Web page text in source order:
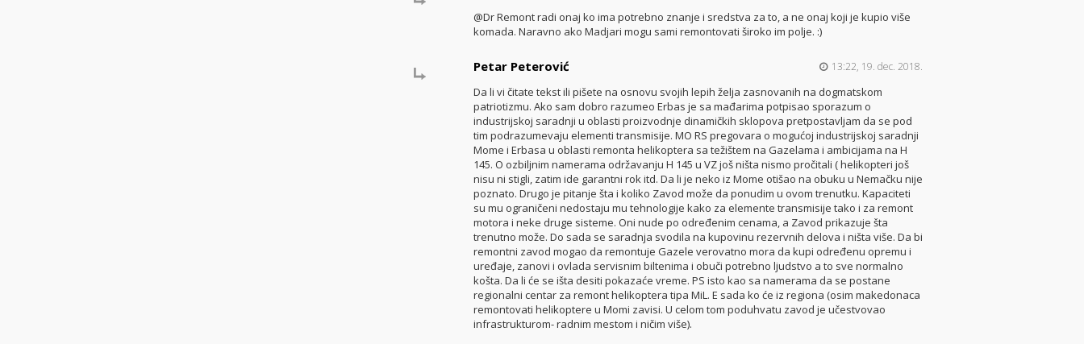
@Dr Remont radi onaj ko ima potrebno znanje i sredstva za to, a ne onaj koji je kupio više
komada. Naravno ako Madjari mogu sami remontovati široko im polje. :)
Petar Peterović 13:22, 19. dec. 2018.
Da li vi čitate tekst ili pišete na osnovu svojih lepih želja zasnovanih na dogmatskom
patriotizmu. Ako sam dobro razumeo Erbas je sa mađarima potpisao sporazum o
industrijskoj saradnji u oblasti proizvodnje dinamičkih sklopova pretpostavljam da se pod
tim podrazumevaju elementi transmisije. MO RS pregovara o mogućoj industrijskoj saradnji
Mome i Erbasa u oblasti remonta helikoptera sa težištem na Gazelama i ambicijama na H
145. O ozbiljnim namerama održavanju H 145 u VZ još ništa nismo pročitali ( helikopteri još
nisu ni stigli, zatim ide garantni rok itd. Da li je neko iz Mome otišao na obuku u Nemačku nije
poznato. Drugo je pitanje šta i koliko Zavod može da ponudim u ovom trenutku. Kapaciteti
su mu ograničeni nedostaju mu tehnologije kako za elemente transmisije tako i za remont
motora i neke druge sisteme. Oni nude po određenim cenama, a Zavod prikazuje šta
trenutno može. Do sada se saradnja svodila na kupovinu rezervnih delova i ništa više. Da bi
remontni zavod mogao da remontuje Gazele verovatno mora da kupi određenu opremu i
uređaje, zanovi i ovlada servisnim biltenima i obuči potrebno ljudstvo a to sve normalno
košta. Da li će se išta desiti pokazaće vreme. PS isto kao sa namerama da se postane
regionalni centar za remont helikoptera tipa MiL. E sada ko će iz regiona (osim makedonaca
remontovati helikoptere u Momi zavisi. U celom tom poduhvatu zavod je učestvovao
infrastrukturom- radnim mestom i ničim više).